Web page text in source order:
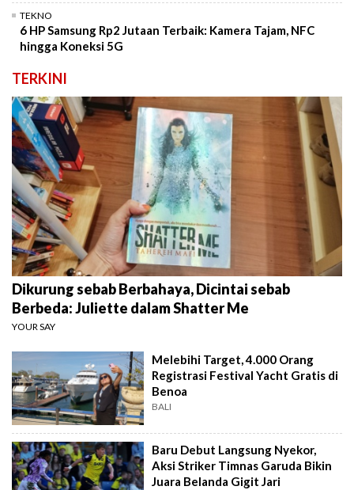
TEKNO
6 HP Samsung Rp2 Jutaan Terbaik: Kamera Tajam, NFC
hingga Koneksi 5G
TERKINI
Dikurung sebab Berbahaya, Dicintai sebab
Berbeda: Juliette dalam Shatter Me
YOUR SAY
Melebihi Target, 4.000 Orang
Registrasi Festival Yacht Gratis di
Benoa
BALI
Baru Debut Langsung Nyekor,
Aksi Striker Timnas Garuda Bikin
Juara Belanda Gigit Jari